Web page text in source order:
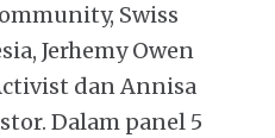
Swiss
Jerhemy Owen
dan Annisa
Dalam panel 5